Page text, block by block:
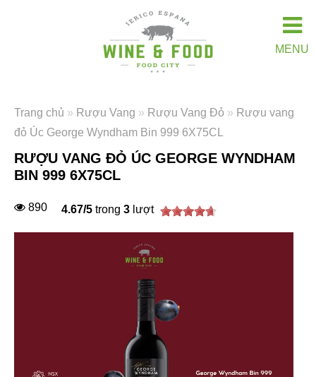
MENU
Trang chủ » Rượu Vang » Rượu Vang Đỏ » Rượu vang
đỏ Úc George Wyndham Bin 999 6X75CL
RƯỢU VANG ĐỎ ÚC GEORGE WYNDHAM
BIN 999 6X75CL
890 4.67/5 trong 3 lượt